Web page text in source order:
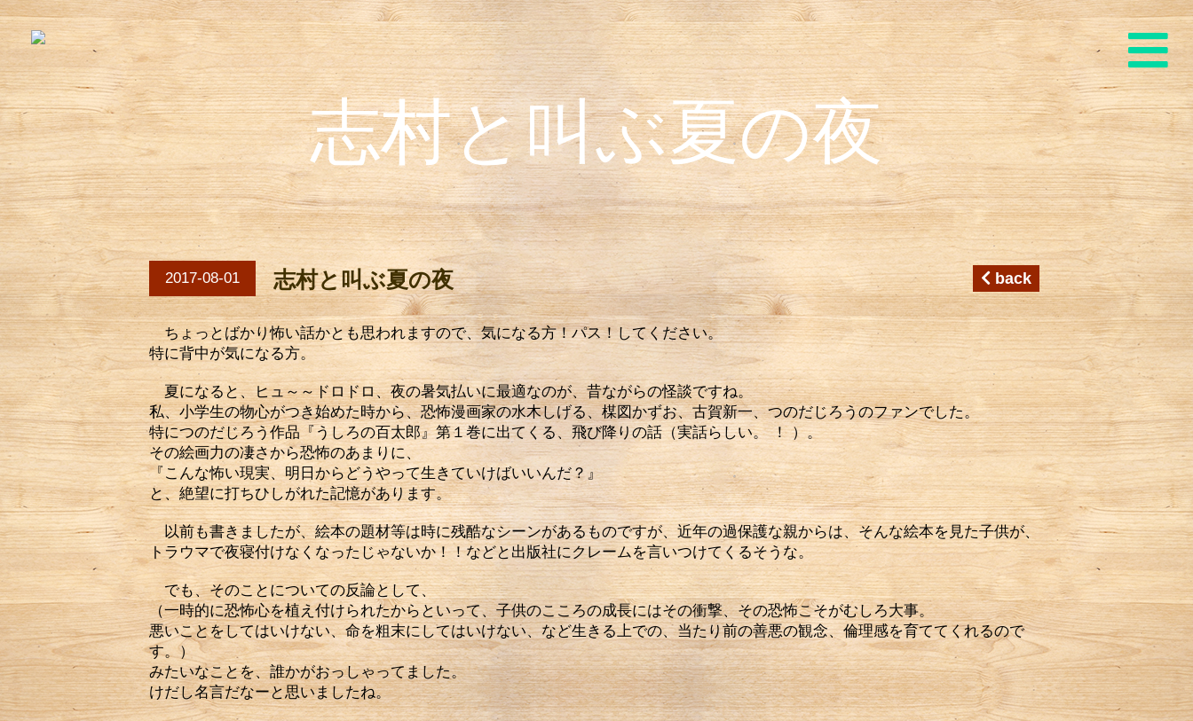
志村と叫ぶ夏の夜
2017-08-01 志村と叫ぶ夏の夜 back
ちょっとばかり怖い話かとも思われますので、気になる方！パス！してください。
特に背中が気になる方。
夏になると、ヒュ～～ドロドロ、夜の暑気払いに最適なのが、昔ながらの怪談ですね。
私、小学生の物心がつき始めた時から、恐怖漫画家の水木しげる、楳図かずお、古賀新一、つのだじろうのファンでした。
特につのだじろう作品『うしろの百太郎』第１巻に出てくる、飛び降りの話（実話らしい。 ！ ）。
その絵画力の凄さから恐怖のあまりに、
『こんな怖い現実、明日からどうやって生きていけばいいんだ？』
と、絶望に打ちひしがれた記憶があります。
以前も書きましたが、絵本の題材等は時に残酷なシーンがあるものですが、近年の過保護な親からは、そんな絵本を見た子供が、
トラウマで夜寝付けなくなったじゃないか！！などと出版社にクレームを言いつけてくるそうな。
でも、そのことについての反論として、
（一時的に恐怖心を植え付けられたからといって、子供のこころの成長にはその衝撃、その恐怖こそがむしろ大事。
悪いことをしてはいけない、命を粗末にしてはいけない、など生きる上での、当たり前の善悪の観念、倫理感を育ててくれるので
す。）
みたいなことを、誰かがおっしゃってました。
けだし名言だなーと思いましたね。